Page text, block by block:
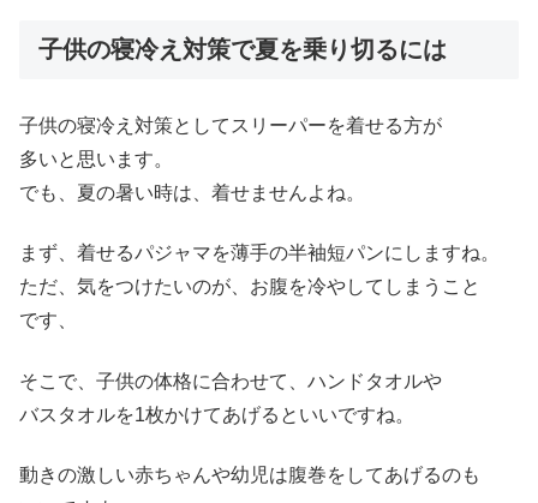
子供の寝冷え対策で夏を乗り切るには
子供の寝冷え対策としてスリーパーを着せる方が
多いと思います。
でも、夏の暑い時は、着せませんよね。
まず、着せるパジャマを薄手の半袖短パンにしますね。
ただ、気をつけたいのが、お腹を冷やしてしまうこと
です、
そこで、子供の体格に合わせて、ハンドタオルや
バスタオルを1枚かけてあげるといいですね。
動きの激しい赤ちゃんや幼児は腹巻をしてあげるのも